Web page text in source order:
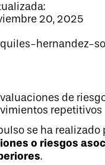
20, 2025
repetitivos
se ha realizado
o riesgos
.